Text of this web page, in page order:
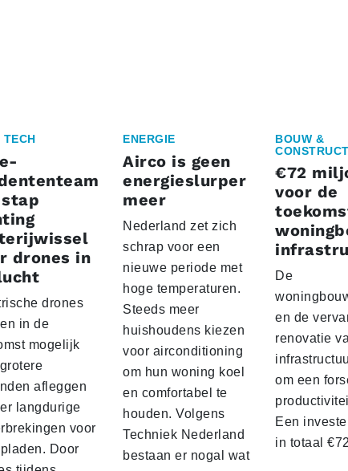
TECH
drones in
drones
in de
mogelijk
afleggen
langdurige
voor
Door
ENERGIE
Airco is geen
energieslurper
meer
Nederland zet zich
schrap voor een
nieuwe periode met
hoge temperaturen.
Steeds meer
huishoudens kiezen
voor airconditioning
om hun woning koel
en comfortabel te
houden. Volgens
Techniek Nederland
bestaan er nogal wat
BOUW &
€72
voor de
De
en de
renovatie
om een
Een
in totaal